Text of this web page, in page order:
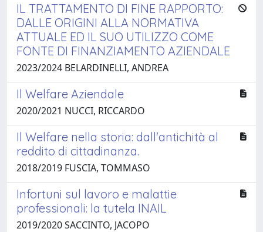
IL TRATTAMENTO DI FINE RAPPORTO:
DALLE ORIGINI ALLA NORMATIVA
ATTUALE ED IL SUO UTILIZZO COME
FONTE DI FINANZIAMENTO AZIENDALE
2023/2024 BELARDINELLI, ANDREA
Il Welfare Aziendale
2020/2021 NUCCI, RICCARDO
Il Welfare nella storia: dall'antichità al
reddito di cittadinanza.
2018/2019 FUSCIA, TOMMASO
Infortuni sul lavoro e malattie
professionali: la tutela INAIL
2019/2020 SACCINTO, JACOPO